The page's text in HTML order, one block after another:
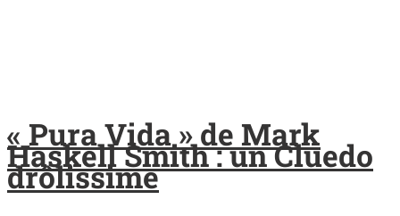
« Pura Vida » de Mark
Haskell Smith : un Cluedo
drôlissime